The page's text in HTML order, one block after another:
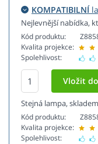
KOMPATIBILNÍ
Nejlevnější nabídka,
Kód produktu:
Kvalita projekce:
Spolehlivost:
Stejná lampa,
Kód produktu:
Kvalita projekce:
Spolehlivost: